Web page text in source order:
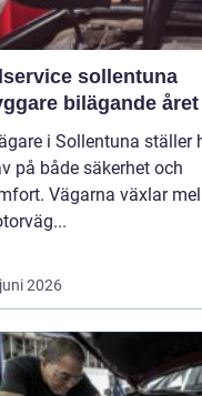
sollentuna
bilägande
i Sollentuna ställer
på både säkerhet och
Vägarna växlar
2026